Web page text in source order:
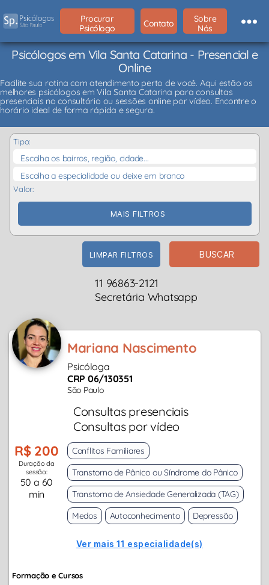
Procurar
Psicólogo
Contato
Sobre
Nós
Psicólogos em Vila Santa Catarina - Presencial e
Online
Facilite sua rotina com atendimento perto de você. Aqui estão os
melhores psicólogos em Vila Santa Catarina para consultas
presenciais no consultório ou sessões online por vídeo. Encontre o
horário ideal de forma rápida e segura.
Tipo:
Escolha os bairros, região, cidade...
Escolha a especialidade ou deixe em branco
Valor:
MAIS FILTROS
LIMPAR FILTROS BUSCAR
11 96863-2121
Secretária Whatsapp
Mariana Nascimento
Psicóloga
CRP 06/130351
São Paulo
Consultas presenciais
Consultas por vídeo
R$ 200
Duração da
sessão:
50 a 60
min
Conflitos Familiares
Transtorno de Pânico ou Síndrome do Pânico
Transtorno de Ansiedade Generalizada (TAG)
Medos
Autoconhecimento Depressão
Ver mais 11 especialidade(s)
Formação e Cursos